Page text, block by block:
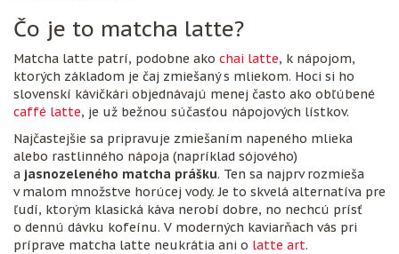
Čo je to matcha latte?
Matcha latte patrí, podobne ako chai latte, k nápojom,
ktorých základom je čaj zmiešaný s mliekom. Hoci si ho
slovenskí kávičkári objednávajú menej často ako obľúbené
caffé latte, je už bežnou súčasťou nápojových lístkov.
Najčastejšie sa pripravuje zmiešaním napeného mlieka
alebo rastlinného nápoja (napríklad sójového)
a jasnozeleného matcha prášku. Ten sa najprv rozmieša
v malom množstve horúcej vody. Je to skvelá alternatíva pre
ľudí, ktorým klasická káva nerobí dobre, no nechcú prísť
o dennú dávku kofeínu. V moderných kaviarňach vás pri
príprave matcha latte neukrátia ani o latte art.